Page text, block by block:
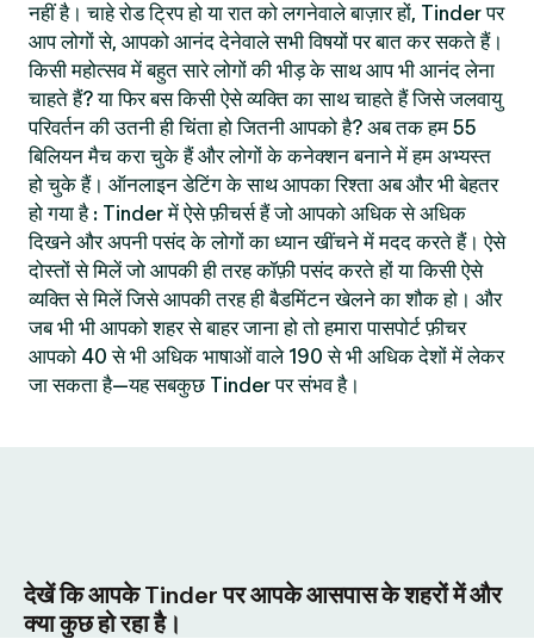
नहीं है। चाहे रोड ट्रिप हो या रात को लगनेवाले बाज़ार हों, Tinder पर
आप लोगों से, आपको आनंद देनेवाले सभी विषयों पर बात कर सकते हैं।
किसी महोत्सव में बहुत सारे लोगों की भीड़ के साथ आप भी आनंद लेना
चाहते हैं? या फिर बस किसी ऐसे व्यक्ति का साथ चाहते हैं जिसे जलवायु
परिवर्तन की उतनी ही चिंता हो जितनी आपको है? अब तक हम 55
बिलियन मैच करा चुके हैं और लोगों के कनेक्शन बनाने में हम अभ्यस्त
हो चुके हैं। ऑनलाइन डेटिंग के साथ आपका रिश्ता अब और भी बेहतर
हो गया है : Tinder में ऐसे फ़ीचर्स हैं जो आपको अधिक से अधिक
दिखने और अपनी पसंद के लोगों का ध्यान खींचने में मदद करते हैं। ऐसे
दोस्तों से मिलें जो आपकी ही तरह कॉफ़ी पसंद करते हों या किसी ऐसे
व्यक्ति से मिलें जिसे आपकी तरह ही बैडमिंटन खेलने का शौक हो। और
जब भी भी आपको शहर से बाहर जाना हो तो हमारा पासपोर्ट फ़ीचर
आपको 40 से भी अधिक भाषाओं वाले 190 से भी अधिक देशों में लेकर
जा सकता है—यह सबकुछ Tinder पर संभव है।
देखें कि आपके Tinder पर आपके आसपास के शहरों में और
क्या कुछ हो रहा है।